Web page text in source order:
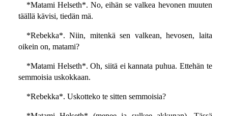
*Matami Helseth*. No, eihän se valkea hevonen muuten
täällä kävisi, tiedän mä.
*Rebekka*. Niin, mitenkä sen valkean, hevosen, laita
oikein on, matami?
*Matami Helseth*. Oh, siitä ei kannata puhua. Ettehän te
semmoisia uskokkaan.
*Rebekka*. Uskotteko te sitten semmoisia?